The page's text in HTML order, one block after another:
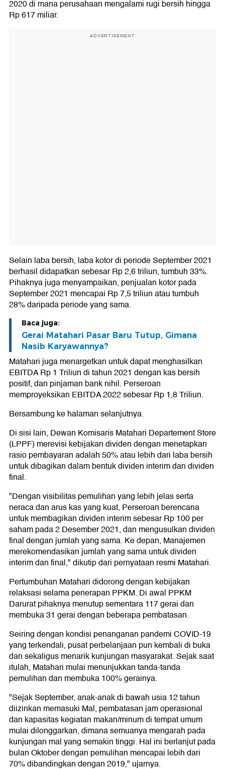
2020 di mana perusahaan mengalami rugi bersih hingga
Rp 617 miliar.
ADVERTISEMENT
Selain laba bersih, laba kotor di periode September 2021
berhasil didapatkan sebesar Rp 2,6 triliun, tumbuh 33%.
Pihaknya juga menyampaikan, penjualan kotor pada
September 2021 mencapai Rp 7,5 triliun atau tumbuh
28% daripada periode yang sama.
Baca juga:
Gerai Matahari Pasar Baru Tutup, Gimana
Nasib Karyawannya?
Matahari juga menargetkan untuk dapat menghasilkan
EBITDA Rp 1 Triliun di tahun 2021 dengan kas bersih
positif, dan pinjaman bank nihil. Perseroan
memproyeksikan EBITDA 2022 sebesar Rp 1,8 Triliun.
Bersambung ke halaman selanjutnya.
Di sisi lain, Dewan Komisaris Matahari Departement Store
(LPPF) merevisi kebijakan dividen dengan menetapkan
rasio pembayaran adalah 50% atau lebih dari laba bersih
untuk dibagikan dalam bentuk dividen interim dan dividen
final.
"Dengan visibilitas pemulihan yang lebih jelas serta
neraca dan arus kas yang kuat, Perseroan berencana
untuk membagikan dividen interim sebesar Rp 100 per
saham pada 2 Desember 2021, dan mengusulkan dividen
final dengan jumlah yang sama. Ke depan, Manajemen
merekomendasikan jumlah yang sama untuk dividen
interim dan final," dikutip dari pernyataan resmi Matahari.
Pertumbuhan Matahari didorong dengan kebijakan
relaksasi selama penerapan PPKM. Di awal PPKM
Darurat pihaknya menutup sementara 117 gerai dan
membuka 31 gerai dengan beberapa pembatasan.
Seiring dengan kondisi penanganan pandemi COVID-19
yang terkendali, pusat perbelanjaan pun kembali di buka
dan sekaligus menarik kunjungan masyarakat. Sejak saat
itulah, Matahari mulai menunjukkan tanda-tanda
pemulihan dan membuka 100% gerainya.
"Sejak September, anak-anak di bawah usia 12 tahun
diizinkan memasuki Mal, pembatasan jam operasional
dan kapasitas kegiatan makan/minum di tempat umum
mulai dilonggarkan, dimana semuanya mengarah pada
kunjungan mal yang semakin tinggi. Hal ini berlanjut pada
bulan Oktober dengan pemulihan mencapai lebih dari
70% dibandingkan dengan 2019," ujarnya.